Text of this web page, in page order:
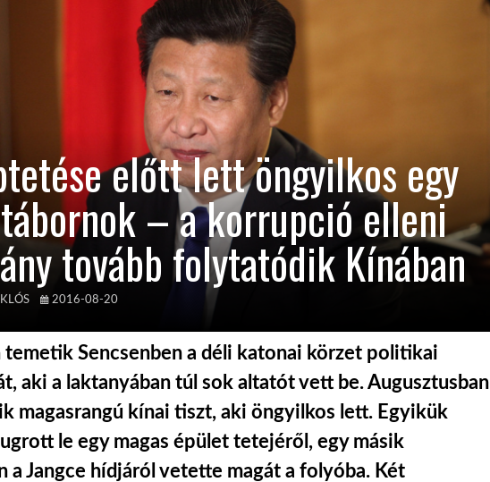
előtt lett öngyilkos egy
– a korrupció elleni
tovább folytatódik Kínában
2016-08-20
temetik Sencsenben a déli katonai körzet politikai
aki a laktanyában túl sok altatót vett be. Augusztusban
magasrangú kínai tiszt, aki öngyilkos lett. Egyikük
le egy magas épület tetejéről, egy másik
a Jangce hídjáról vetette magát a folyóba. Két